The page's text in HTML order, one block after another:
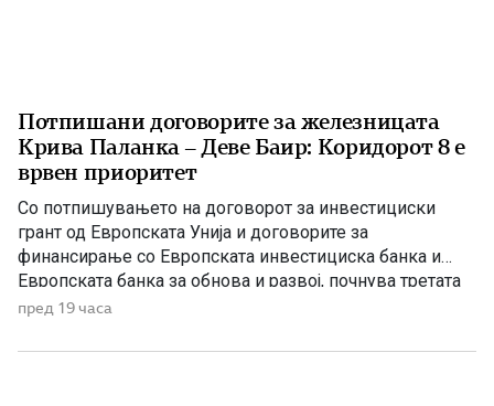
Потпишани договорите за железницата
Крива Паланка – Деве Баир: Коридорот 8 е
врвен приоритет
Со потпишувањето на договорот за инвестициски
грант од Европската Унија и договорите за
финансирање со Европската инвестициска банка и
Европската банка за обнова и развој, почнува третата
фаза од финансирањето на железничката делница
8. На потпишувањето во Владата присуствуваа
пред 19 часа